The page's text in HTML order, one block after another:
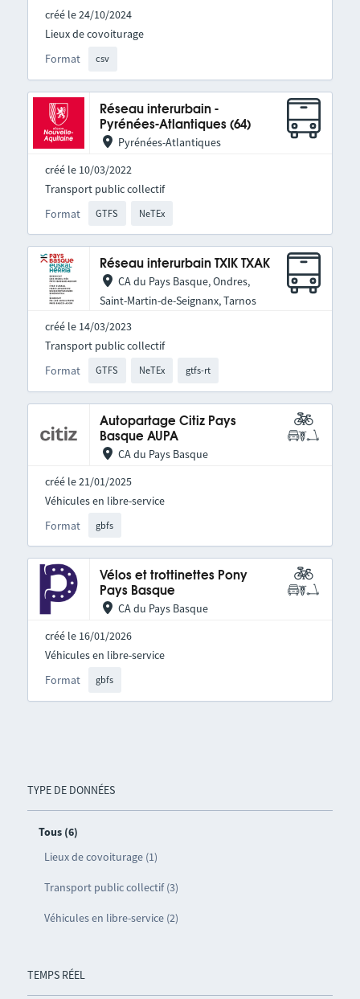
TYPE DE DONNÉES
Tous (6)
Lieux de covoiturage (1)
Transport public collectif (3)
Véhicules en libre-service (2)
TEMPS RÉEL
créé le 24/10/2024
Format csv
Lieux de covoiturage
Réseau interurbain -
Pyrénées-Atlantiques (64)
Pyrénées-Atlantiques
créé le 10/03/2022
Format GTFS NeTEx
Transport public collectif
Réseau interurbain TXIK TXAK
CA du Pays Basque, Ondres,
Saint-Martin-de-Seignanx, Tarnos
créé le 14/03/2023
Format GTFS NeTEx gtfs-rt
Transport public collectif
Autopartage Citiz Pays
Basque AUPA
CA du Pays Basque
créé le 21/01/2025
Format gbfs
Véhicules en libre-service
Vélos et trottinettes Pony
Pays Basque
CA du Pays Basque
créé le 16/01/2026
Format gbfs
Véhicules en libre-service